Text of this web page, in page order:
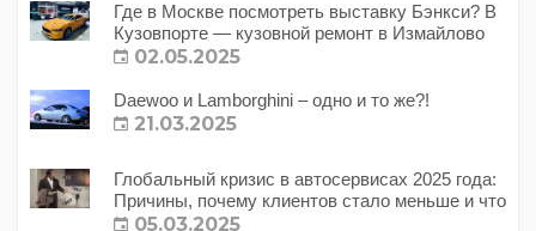
Где в Москве посмотреть выставку Бэнкси? В
Кузовпорте — кузовной ремонт в Измайлово
02.05.2025
Daewoo и Lamborghini – одно и то же?!
21.03.2025
Глобальный кризис в автосервисах 2025 года:
Причины, почему клиентов стало меньше и что
с этим делать?
05.03.2025